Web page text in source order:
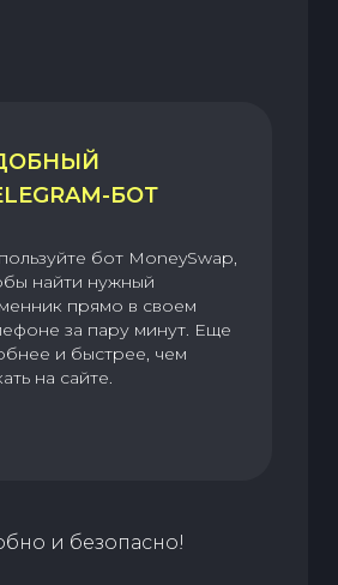
БОТ
бот MoneySwap,
найти нужный
прямо в своем
за пару минут. Еще
и быстрее, чем
на сайте.
и безопасно!